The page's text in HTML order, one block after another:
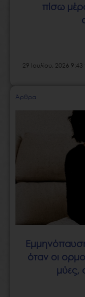
πίσω
29 Ιουλίου, 2026 9:43
Άρθρα
όταν οι
μύες,